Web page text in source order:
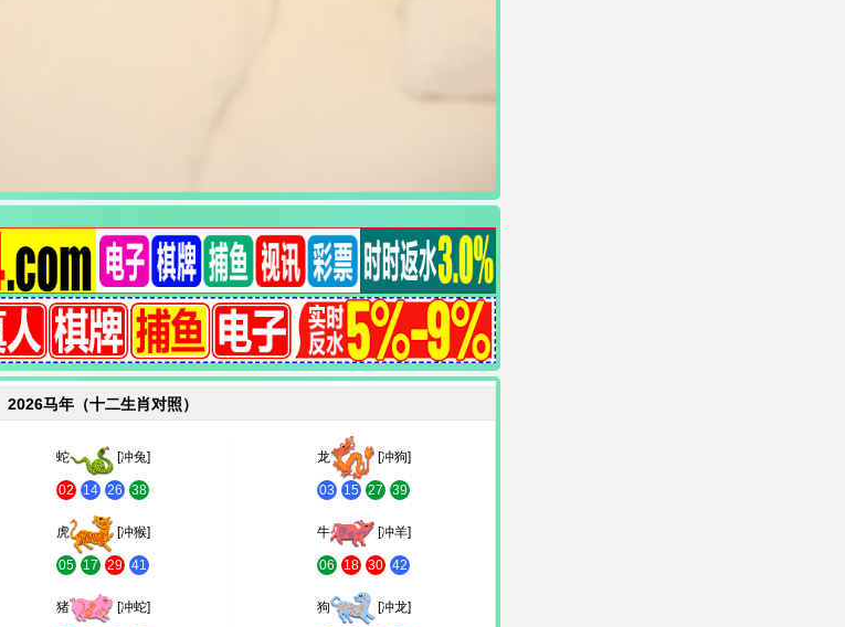
2026马年（十二生肖对照）
蛇 [冲兔]
02 14 26 38
龙 [冲狗]
03 15 27 39
虎 [冲猴]
05 17 29 41
牛 [冲羊]
06 18 30 42
猪 [冲蛇] 狗 [冲龙]